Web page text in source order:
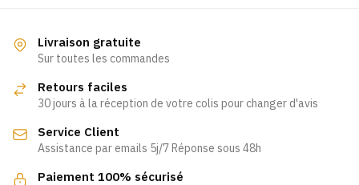
Livraison gratuite
Sur toutes les commandes
Retours faciles
30 jours à la réception de votre colis pour changer d'avis
Service Client
Assistance par emails 5j/7 Réponse sous 48h
Paiement 100% sécurisé